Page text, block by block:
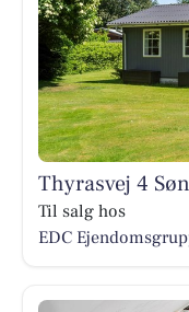
Thyrasvej 4
Til salg hos
EDC